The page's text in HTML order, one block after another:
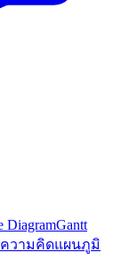
DiagramGantt
วามคิดแผนภูมิ